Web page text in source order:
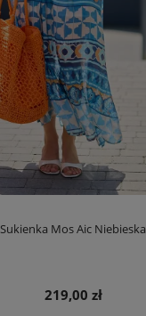
Sukienka Mos Aic Niebieska
219,00 zł